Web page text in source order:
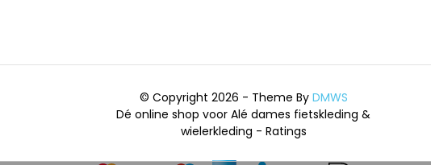
© Copyright 2026 - Theme By DMWS
Dé online shop voor Alé dames fietskleding &
wielerkleding - Ratings